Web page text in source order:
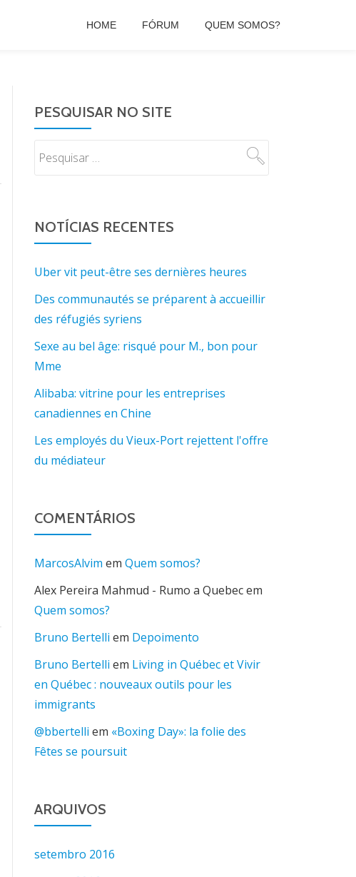
HOME FÓRUM QUEM SOMOS?
PESQUISAR NO SITE
NOTÍCIAS RECENTES
Uber vit peut-être ses dernières heures
Des communautés se préparent à accueillir
des réfugiés syriens
Sexe au bel âge: risqué pour M., bon pour
Mme
Alibaba: vitrine pour les entreprises
canadiennes en Chine
Les employés du Vieux-Port rejettent l'offre
du médiateur
COMENTÁRIOS
MarcosAlvim em Quem somos?
Alex Pereira Mahmud - Rumo a Quebecem
Quem somos?
Bruno Bertelli em Depoimento
Bruno Bertelli em Living in Québec et Vivir
en Québec : nouveaux outils pour les
immigrants
@bbertelli em «Boxing Day»: la folie des
Fêtes se poursuit
ARQUIVOS
setembro 2016